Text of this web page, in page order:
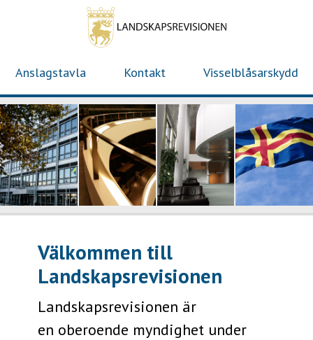
Anslagstavla Kontakt Visselblåsarskydd
Välkommen till
Landskapsrevisionen
Landskapsrevisionen är
en oberoende myndighet under